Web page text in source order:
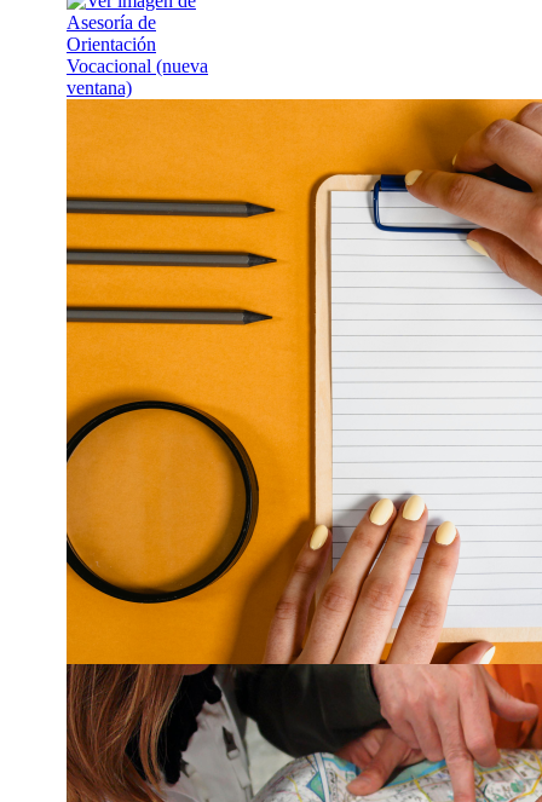
Asesoría de
Te
profesional
Del martes 1 de
diciembre, 10:00
Espacio de
jóvenes a
opciones
!INSCRÍBETE!